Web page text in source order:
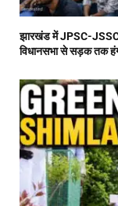
झारखंड में JPSC-JSSC
विधानसभा से सड़क तक